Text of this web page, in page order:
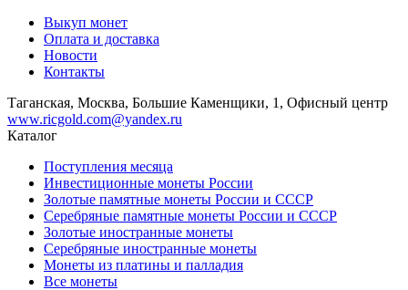
Выкуп монет
Оплата и доставка
Новости
Контакты
Таганская, Москва, Большие Каменщики, 1, Офисный центр
www.ricgold.com@yandex.ru
Каталог
Поступления месяца
Инвестиционные монеты России
Золотые памятные монеты России и СССР
Серебряные памятные монеты России и СССР
Золотые иностранные монеты
Серебряные иностранные монеты
Монеты из платины и палладия
Все монеты